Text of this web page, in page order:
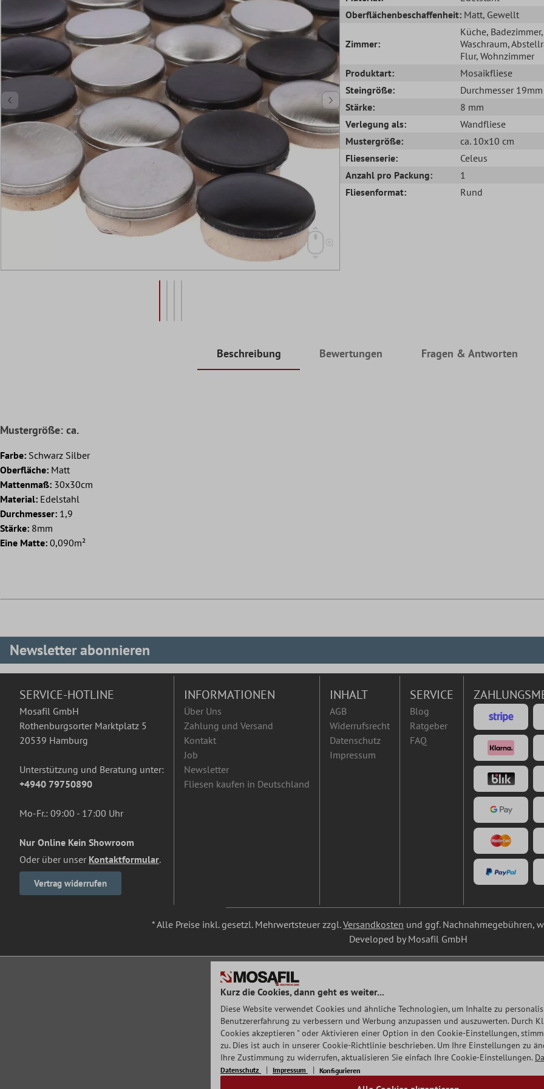
Oberflächenbeschaffenheit: Matt, Gewellt
Zimmer:
Küche, Badezimmer,
Waschraum,
Flur, Wohnzimmer
Produktart:
Mosaikfliese
Steingröße:
Durchmesser 19mm
Stärke:
8 mm
Verlegung als:
Wandfliese
Mustergröße:
ca. 10x10 cm
Fliesenserie:
Celeus
Anzahl pro Packung:
1
Fliesenformat:
Rund
Beschreibung Bewertungen Fragen & Antworten
Mustergröße: ca.
Farbe: Schwarz Silber
Oberfläche: Matt
Mattenmaß: 30x30cm
Material: Edelstahl
Durchmesser: 1,9
Stärke: 8mm
Eine Matte: 0,090m²
Newsletter abonnieren
SERVICE-HOTLINE
Mosafil GmbH
Rothenburgsorter Marktplatz 5
20539 Hamburg
Unterstützung und Beratung unter:
+4940 79750890
Mo-Fr.: 09:00 - 17:00 Uhr
Nur Online Kein Showroom
Oder über unser Kontaktformular.
Vertrag widerrufen
INFORMATIONEN
Über Uns
Zahlung und Versand
Kontakt
Job
Newsletter
Fliesen kaufen in Deutschland
INHALT
AGB
Widerrufsrecht
Datenschutz
Impressum
SERVICE
Blog
Ratgeber
FAQ
* Alle Preise inkl. gesetzl. Mehrwertsteuer zzgl.Versandkosten und ggf. Nachnahmegebühren,
Developed by Mosafil GmbH
Kurz die Cookies, dann geht es weiter...
Diese Website verwendet Cookies und ähnliche Technologien, um Inhalte zu
Benutzererfahrung zu verbessern und Werbung anzupassen und auszuwerten. Durch
Cookies akzeptieren " oder Aktivieren einer Option in den Cookie-Einstellungen,
zu. Dies ist auch in unserer Cookie-Richtlinie beschrieben. Um Ihre Einstellungen zu
Ihre Zustimmung zu widerrufen, aktualisieren Sie einfach Ihre Cookie-Einstellungen.
Datenschutz Impressum Konfigurieren